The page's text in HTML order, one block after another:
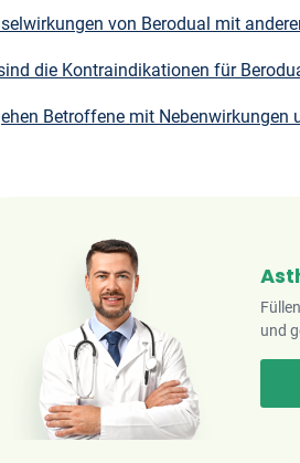
von Berodual mit
die Kontraindikationen für
Betroffene mit Nebenwirkungen
und